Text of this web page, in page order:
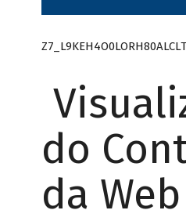
do
da Web